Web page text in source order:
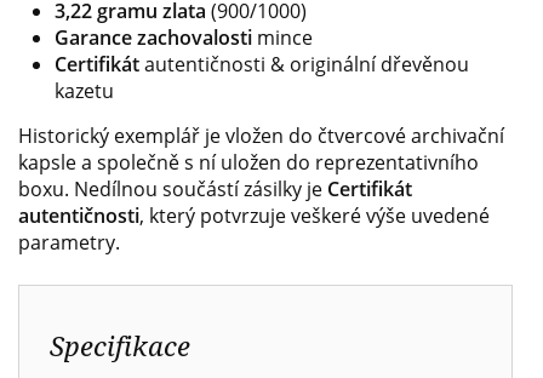
3,22 gramu zlata (900/1000)
Garance zachovalosti mince
Certifikátautentičnosti & originální dřevěnou
kazetu
Historický exemplář je vložen do čtvercové archivační
kapsle a společně s ní uložen do reprezentativního
boxu. Nedílnou součástí zásilky je Certifikát
autentičnosti, který potvrzuje veškeré výše uvedené
parametry.
Specifikace